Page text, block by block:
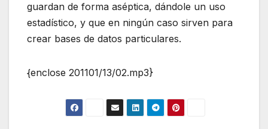
guardan de forma aséptica, dándole un uso
estadístico, y que en ningún caso sirven para
crear bases de datos particulares.
{enclose 201101/13/02.mp3}